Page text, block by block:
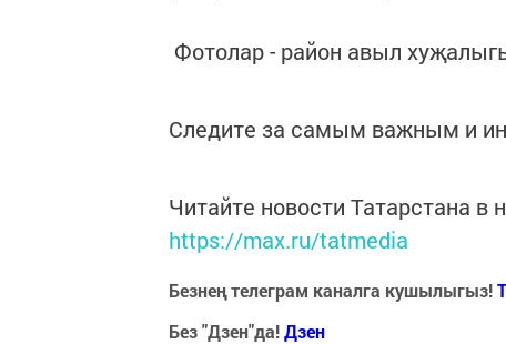
Фотолар - район авыл
Следите за самым важным и
Читайте новости Татарстана
https://max.ru/tatmedia
Безнең телеграм каналга кушылыгыз!
Без "Дзен"да!Дзен